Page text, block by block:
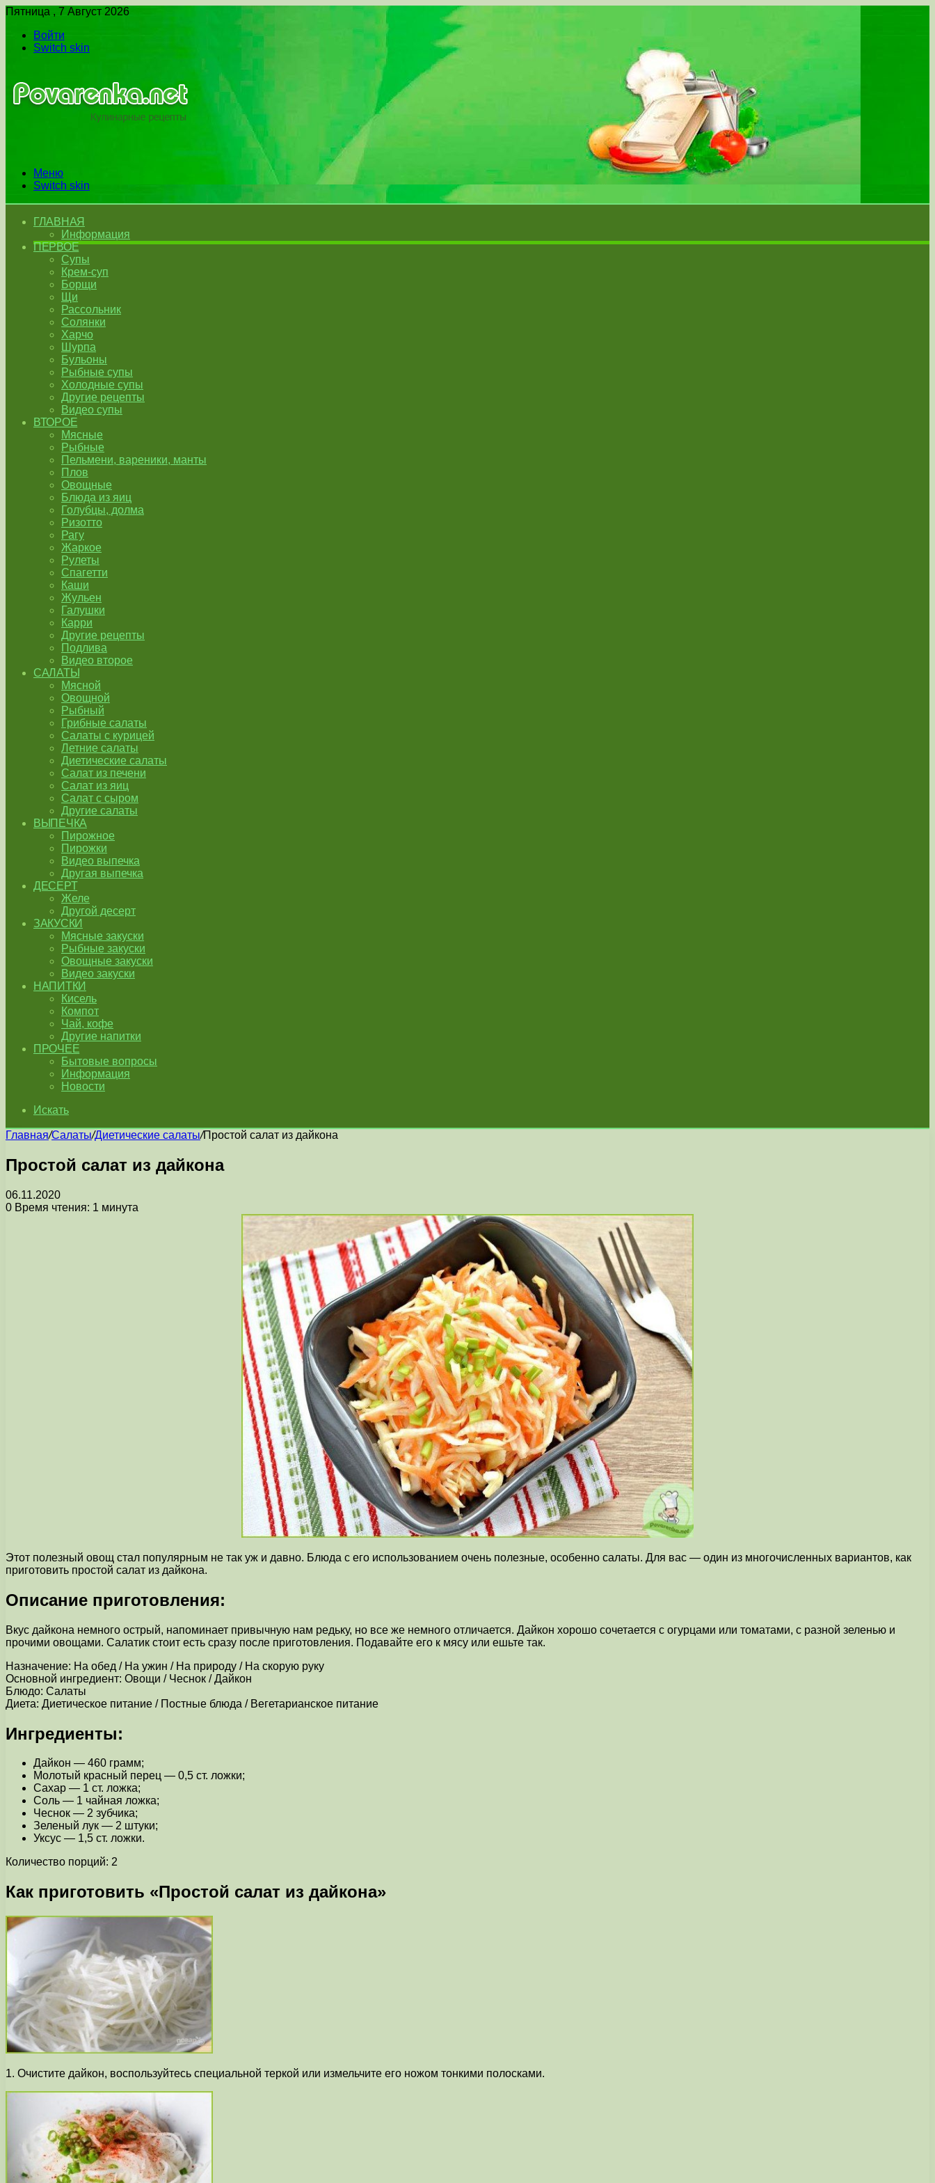
Пятница , 7 Август 2026
Войти
Switch skin
Меню
Switch skin
ГЛАВНАЯ
Информация
ПЕРВОЕ
Супы
Крем-суп
Борщи
Щи
Рассольник
Солянки
Харчо
Шурпа
Бульоны
Рыбные супы
Холодные супы
Другие рецепты
Видео супы
ВТОРОЕ
Мясные
Рыбные
Пельмени, вареники, манты
Плов
Овощные
Блюда из яиц
Голубцы, долма
Ризотто
Рагу
Жаркое
Рулеты
Спагетти
Каши
Жульен
Галушки
Карри
Другие рецепты
Подлива
Видео второе
САЛАТЫ
Мясной
Овощной
Рыбный
Грибные салаты
Салаты с курицей
Летние салаты
Диетические салаты
Салат из печени
Салат из яиц
Салат с сыром
Другие салаты
ВЫПЕЧКА
Пирожное
Пирожки
Видео выпечка
Другая выпечка
ДЕСЕРТ
Желе
Другой десерт
ЗАКУСКИ
Мясные закуски
Рыбные закуски
Овощные закуски
Видео закуски
НАПИТКИ
Кисель
Компот
Чай, кофе
Другие напитки
ПРОЧЕЕ
Бытовые вопросы
Информация
Новости
Искать
Главная/Салаты/Диетические салаты/Простой салат из дайкона
Простой салат из дайкона
06.11.2020
0 Время чтения: 1 минута
Этот полезный овощ стал популярным не так уж и давно. Блюда с его использованием очень полезные, особенно салаты. Для вас — один из многочисленных вариантов, как
приготовить простой салат из дайкона.
Описание приготовления:
Вкус дайкона немного острый, напоминает привычную нам редьку, но все же немного отличается. Дайкон хорошо сочетается с огурцами или томатами, с разной зеленью и
прочими овощами. Салатик стоит есть сразу после приготовления. Подавайте его к мясу или ешьте так.
Назначение: На обед / На ужин / На природу / На скорую руку
Основной ингредиент: Овощи / Чеснок / Дайкон
Блюдо: Салаты
Диета: Диетическое питание / Постные блюда / Вегетарианское питание
Ингредиенты:
Дайкон — 460 грамм;
Молотый красный перец — 0,5 ст. ложки;
Сахар — 1 ст. ложка;
Соль — 1 чайная ложка;
Чеснок — 2 зубчика;
Зеленый лук — 2 штуки;
Уксус — 1,5 ст. ложки.
Количество порций: 2
Как приготовить «Простой салат из дайкона»
1. Очистите дайкон, воспользуйтесь специальной теркой или измельчите его ножом тонкими полосками.